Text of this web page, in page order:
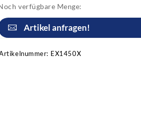
verfügbare Menge:
Artikel anfragen!
EX1450X